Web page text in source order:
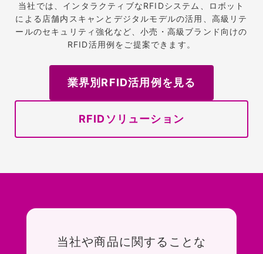
当社では、インタラクティブなRFIDシステム、ロボット
による店舗内スキャンとデジタルモデルの活用、高級リテ
ールのセキュリティ強化など、小売・高級ブランド向けの
RFID活用例をご提案できます。
業界別RFID活用例を見る
RFIDソリューション
お問い合わせ
当社や商品に関することな